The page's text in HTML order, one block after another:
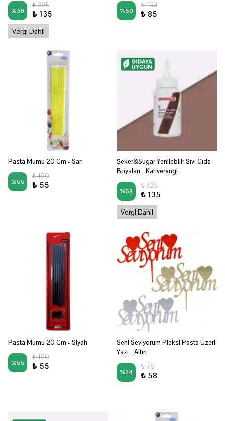
%58
₺ 325
₺ 135
Vergi Dahil
%50
₺ 169
₺ 85
Pasta Mumu 20 Cm - Sarı
%66
₺ 160
₺ 55
Şeker&Sugar Yenilebilir Sıvı Gıda
Boyaları - Kahverengi
%58
₺ 325
₺ 135
Vergi Dahil
Pasta Mumu 20 Cm - Siyah
%66
₺ 160
₺ 55
Seni Seviyorum Pleksi Pasta Üzeri
Yazı - Altın
%24
₺ 76
₺ 58